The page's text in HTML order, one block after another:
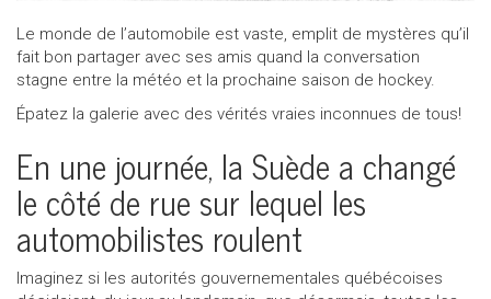
Le monde de l’automobile est vaste, emplit de mystères qu’il
fait bon partager avec ses amis quand la conversation
stagne entre la météo et la prochaine saison de hockey.
Épatez la galerie avec des vérités vraies inconnues de tous!
En une journée, la Suède a changé
le côté de rue sur lequel les
automobilistes roulent
Imaginez si les autorités gouvernementales québécoises